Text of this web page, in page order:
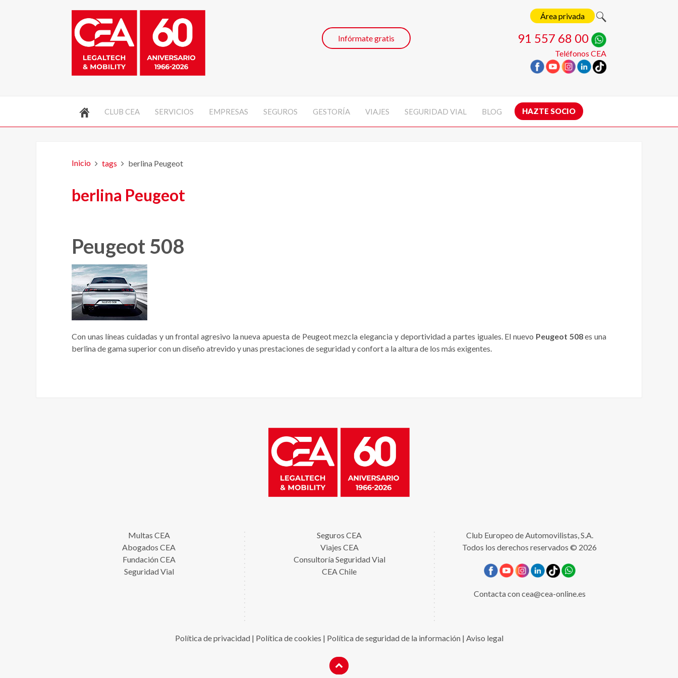
Área privada
91 557 68 00
Teléfonos CEA
Infórmate gratis
CLUB CEA SERVICIOS EMPRESAS SEGUROS GESTORÍA VIAJES SEGURIDAD VIAL BLOG HAZTE SOCIO
Inicio tags berlina Peugeot
berlina Peugeot
Peugeot 508
Con unas líneas cuidadas y un frontal agresivo la nueva apuesta de Peugeot mezcla elegancia y deportividad a partes iguales. El nuevo Peugeot 508es una
berlina de gama superior con un diseño atrevido y unas prestaciones de seguridad y confort a la altura de los más exigentes.
Multas CEA
Abogados CEA
Fundación CEA
Seguridad Vial
Seguros CEA
Viajes CEA
Consultoría Seguridad Vial
CEA Chile
Club Europeo de Automovilistas, S.A.
Todos los derechos reservados © 2026
Contacta concea@cea-online.es
Política de privacidad| Política de cookies | Política de seguridad de la información| Aviso legal